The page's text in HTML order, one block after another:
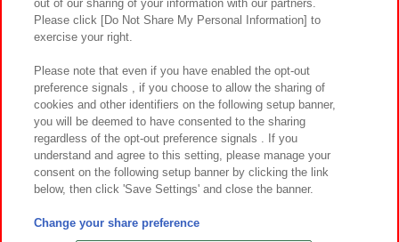
プライバシーポリシー ウェブアクセシビリティ方針と検証結果
お取引先さまとともに
カスタマーハラスメント対応方針 よくあるご質問・お問い合わせ
©Bandai Namco Amusement Inc.
©Bandai Namco Amusement Lab Inc.
out of our sharing of your information with our partners.
Please click [Do Not Share My Personal Information] to
exercise your right.
Please note that even if you have enabled the opt-out
preference signals , if you choose to allow the sharing of
cookies and other identifiers on the following setup banner,
you will be deemed to have consented to the sharing
regardless of the opt-out preference signals . If you
understand and agree to this setting, please manage your
consent on the following setup banner by clicking the link
below, then click 'Save Settings' and close the banner.
Change your share preference